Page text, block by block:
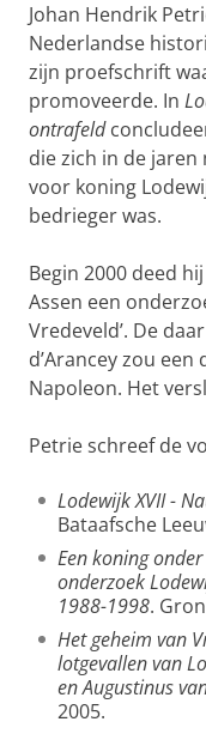
Johan Hendrik
Nederlandse
zijn proefschrift
promoveerde. In
ontrafeld
die zich in de jaren
voor koning
bedrieger was.
Begin 2000 deed
Assen een
Vredeveld’. De
d’Arancey zou
Napoleon. Het
Petrie schreef de
Lodewijk XVII -
Bataafsche
Een koning
onderzoek
1988-1998.
Het geheim van
lotgevallen van
en Augustinus
2005.